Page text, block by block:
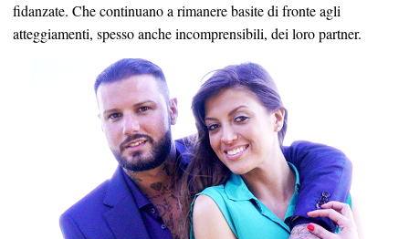
fidanzate. Che continuano a rimanere basite di fronte agli
atteggiamenti, spesso anche incomprensibili, dei loro partner.